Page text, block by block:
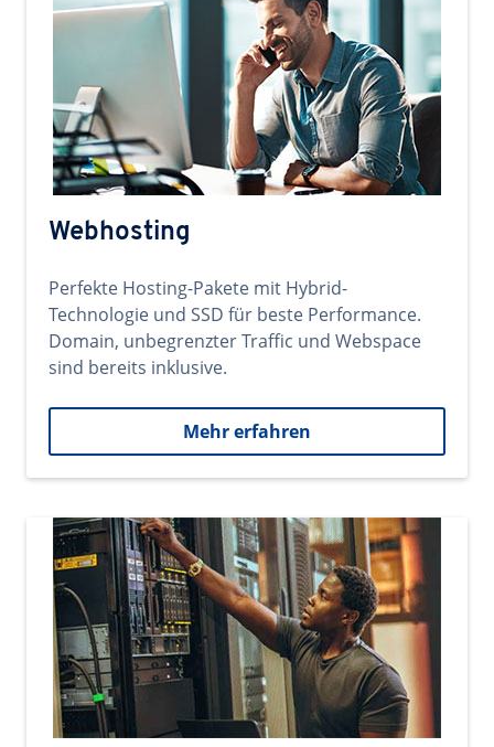
Webhosting
Perfekte Hosting-Pakete mit Hybrid-
Technologie und SSD für beste Performance.
Domain, unbegrenzter Traffic und Webspace
sind bereits inklusive.
Mehr erfahren